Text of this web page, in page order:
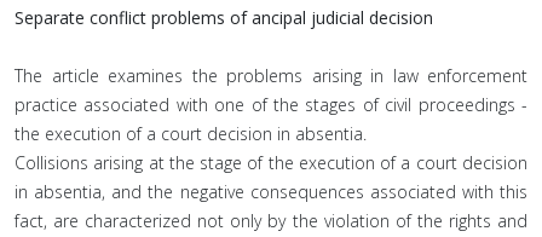
Separate conflict problems of ancipal judicial decision
The article examines the problems arising in law enforcement
practice associated with one of the stages of civil proceedings -
the execution of a court decision in absentia.
Collisions arising at the stage of the execution of a court decision
in absentia, and the negative consequences associated with this
fact, are characterized not only by the violation of the rights and